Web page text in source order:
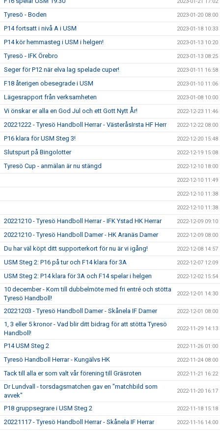
Tyresö - Boden 2023-01-20 08:00
P14 fortsatt i nivå A i USM 2023-01-18 10:33
P14 kör hemmasteg i USM i helgen! 2023-01-13 10:20
Tyresö - IFK Örebro 2023-01-13 08:25
Seger för P12 när elva lag spelade cuper! 2023-01-11 16:58
F18 återigen obesegrade i USM 2023-01-10 11:06
Lägesrapport från verksamheten 2023-01-08 10:00
Vi önskar er alla en God Jul och ett Gott Nytt År! 2022-12-23 11:46
20221222 - Tyresö Handboll Herrar - VästeråsIrsta HF Herr 2022-12-22 08:00
P16 klara för USM Steg 3! 2022-12-20 15:48
Slutspurt på Bingolotter 2022-12-19 15:08
Tyresö Cup - anmälan är nu stängd 2022-12-10 18:00
2022-12-10 11:49
2022-12-10 11:38
2022-12-10 11:38
20221210 - Tyresö Handboll Herrar - IFK Ystad HK Herrar 2022-12-09 09:10
20221210 - Tyresö Handboll Damer - HK Aranäs Damer 2022-12-09 08:00
Du har väl köpt ditt supporterkort för nu är vi igång! 2022-12-08 14:57
USM Steg 2: P16 på tur och F14 klara för 3A 2022-12-07 12:09
USM Steg 2: P14 klara för 3A och F14 spelar i helgen 2022-12-02 15:54
10 december - Kom till dubbelmöte med fri entré och stötta
Tyresö Handboll!
2022-12-01 14:30
20221203 - Tyresö Handboll Damer - Skånela IF Damer 2022-12-01 08:00
1, 3 eller 5 kronor - Vad blir ditt bidrag för att stötta Tyresö
Handboll!
2022-11-29 14:13
P14 USM Steg 2 2022-11-26 01:00
Tyresö Handboll Herrar - Kungälvs HK 2022-11-24 08:00
Tack till alla er som valt vår förening till Gräsroten 2022-11-21 16:22
Dr Lundvall - torsdagsmatchen gav en "matchbild som
avvek"
2022-11-20 16:17
P18 gruppsegrare i USM Steg 2 2022-11-18 15:18
20221117 - Tyresö Handboll Herrar - Skånela IF Herrar 2022-11-16 14:00